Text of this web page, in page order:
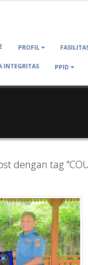
PROFIL
INTEGRITAS PPID
dengan tag